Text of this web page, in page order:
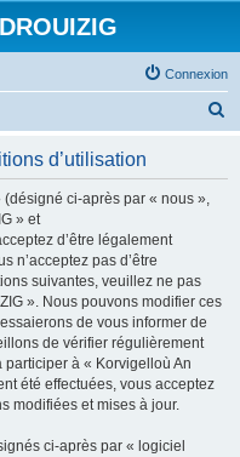
Connexion
d’utilisation
(désigné ci-après par « nous »,
» et
d’être légalement
n’acceptez pas d’être
suivantes, veuillez ne pas
». Nous pouvons modifier ces
de vous informer de
de vérifier régulièrement
participer à « Korvigelloù An
été effectuées, vous acceptez
modifiées et mises à jour.
ci-après par « logiciel